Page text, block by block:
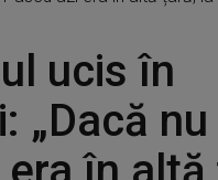
ucis în
„Dacă nu